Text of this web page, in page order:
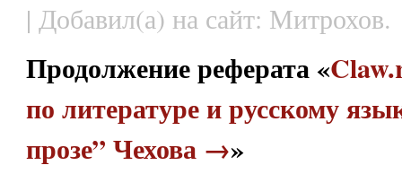
| Добавил(а) на сайт: Митрохов.
Продолжение реферата «
по литературе и русскому
прозе” Чехова →»